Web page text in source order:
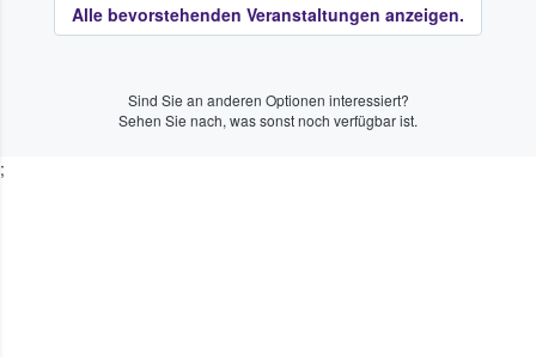
Alle bevorstehenden Veranstaltungen anzeigen.
Sind Sie an anderen Optionen interessiert?
Sehen Sie nach, was sonst noch verfügbar ist.
;